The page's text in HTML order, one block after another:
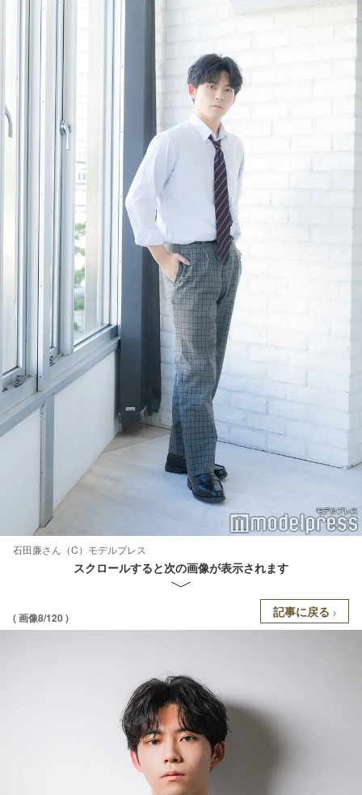
石田廉さん（C）モデルプレス
スクロールすると次の画像が表示されます
( 画像8/120 ) 記事に戻る